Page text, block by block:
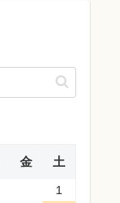
金 土
1